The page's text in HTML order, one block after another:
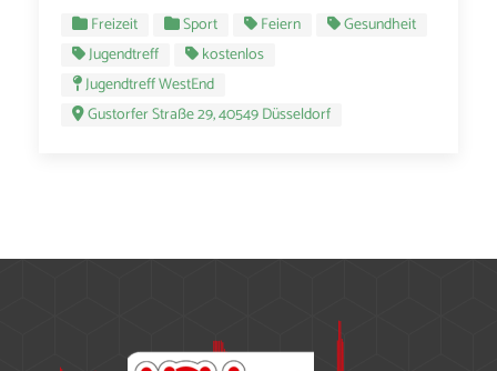
Freizeit Sport Feiern
Gesundheit
Jugendtreff
kostenlos
Jugendtreff WestEnd
Gustorfer Straße 29, 40549 Düsseldorf